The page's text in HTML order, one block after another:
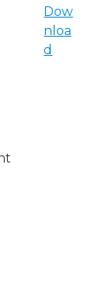
Dow
nloa
d